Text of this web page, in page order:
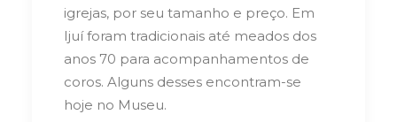
igrejas, por seu tamanho e preço. Em
Ijuí foram tradicionais até meados dos
anos 70 para acompanhamentos de
coros. Alguns desses encontram-se
hoje no Museu.